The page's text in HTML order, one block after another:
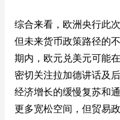
综合来看，欧洲央行此
但未来货币政策路径的
期内，欧元兑美元可能
密切关注拉加德讲话及
经济增长的缓慢复苏和
更多宽松空间，但贸易